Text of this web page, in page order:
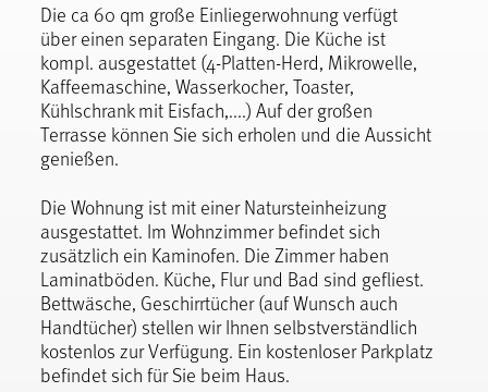
Die ca 60 qm große Einliegerwohnung verfügt
über einen separaten Eingang. Die Küche ist
kompl. ausgestattet (4-Platten-Herd, Mikrowelle,
Kaffeemaschine, Wasserkocher, Toaster,
Kühlschrank mit Eisfach,....) Auf der großen
Terrasse können Sie sich erholen und die Aussicht
genießen.
Die Wohnung ist mit einer Natursteinheizung
ausgestattet. Im Wohnzimmer befindet sich
zusätzlich ein Kaminofen. Die Zimmer haben
Laminatböden. Küche, Flur und Bad sind gefliest.
Bettwäsche, Geschirrtücher (auf Wunsch auch
Handtücher) stellen wir Ihnen selbstverständlich
kostenlos zur Verfügung. Ein kostenloser Parkplatz
befindet sich für Sie beim Haus.